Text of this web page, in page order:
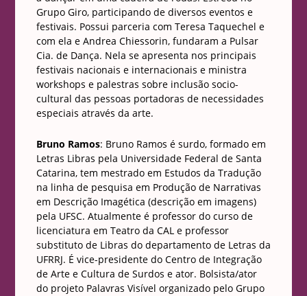
Grupo Giro, participando de diversos eventos e
festivais. Possui parceria com Teresa Taquechel e
com ela e Andrea Chiessorin, fundaram a Pulsar
Cia. de Dança. Nela se apresenta nos principais
festivais nacionais e internacionais e ministra
workshops e palestras sobre inclusão socio-
cultural das pessoas portadoras de necessidades
especiais através da arte.
Bruno Ramos: Bruno Ramos é surdo, formado em
Letras Libras pela Universidade Federal de Santa
Catarina, tem mestrado em Estudos da Tradução
na linha de pesquisa em Produção de Narrativas
em Descrição Imagética (descrição em imagens)
pela UFSC. Atualmente é professor do curso de
licenciatura em Teatro da CAL e professor
substituto de Libras do departamento de Letras da
UFRRJ. É vice-presidente do Centro de Integração
de Arte e Cultura de Surdos e ator. Bolsista/ator
do projeto Palavras Visível organizado pelo Grupo